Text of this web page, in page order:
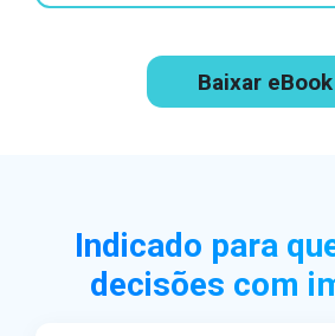
Baixar eBook
Indicado para
decisões com